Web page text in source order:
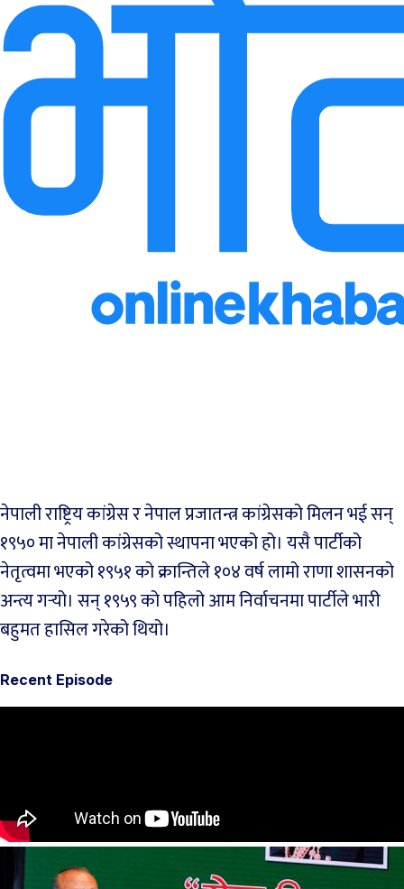
नेपाली राष्ट्रिय कांग्रेस र नेपाल प्रजातन्त्र कांग्रेसको मिलन भई सन्
१९५० मा नेपाली कांग्रेसको स्थापना भएको हो। यसै पार्टीको
नेतृत्वमा भएको १९५१ को क्रान्तिले १०४ वर्ष लामो राणा शासनको
अन्त्य गर्‍यो। सन् १९५९ को पहिलो आम निर्वाचनमा पार्टीले भारी
बहुमत हासिल गरेको थियो।
Recent Episode